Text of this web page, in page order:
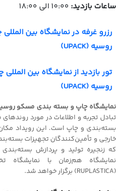
ساعات بازدید:
رزرو غرفه در نمایشگاه بین
روسیه (UPACK)
تور بازدید از نمایشگاه بین
روسیه (UPACK)
نمایشگاه چاپ و بسته بندی مسکو
تبادل تجربه و اطلاعات در مورد
بسته‌بندی و چاپ است. این رویداد
خارجی و تأمین‌کنندگان تجهیزات
که زنجیره تولید و پردازش
نمایشگاه هم‌زمان با
(RUPLASTICA) برگزار خواهد شد.